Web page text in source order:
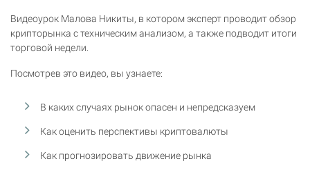
Видеоурок Малова Никиты, в котором эксперт проводит обзор
крипторынка с техническим анализом, а также подводит итоги
торговой недели.
Посмотрев это видео, вы узнаете:
В каких случаях рынок опасен и непредсказуем
Как оценить перспективы криптовалюты
Как прогнозировать движение рынка